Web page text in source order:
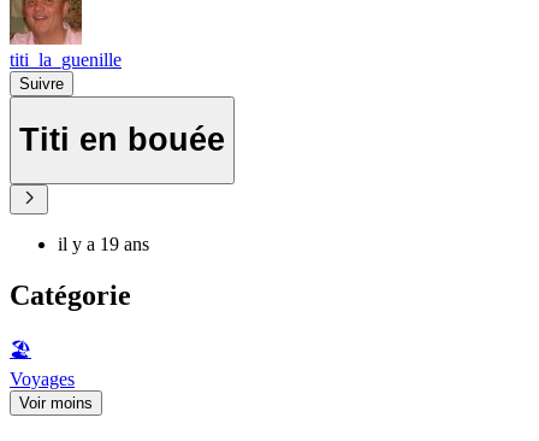
titi_la_guenille
Suivre
Titi en bouée
il y a 19 ans
Catégorie
🏖
Voyages
Voir moins